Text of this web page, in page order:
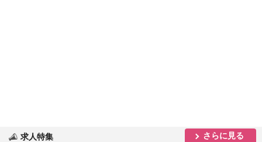
求人特集 さらに見る